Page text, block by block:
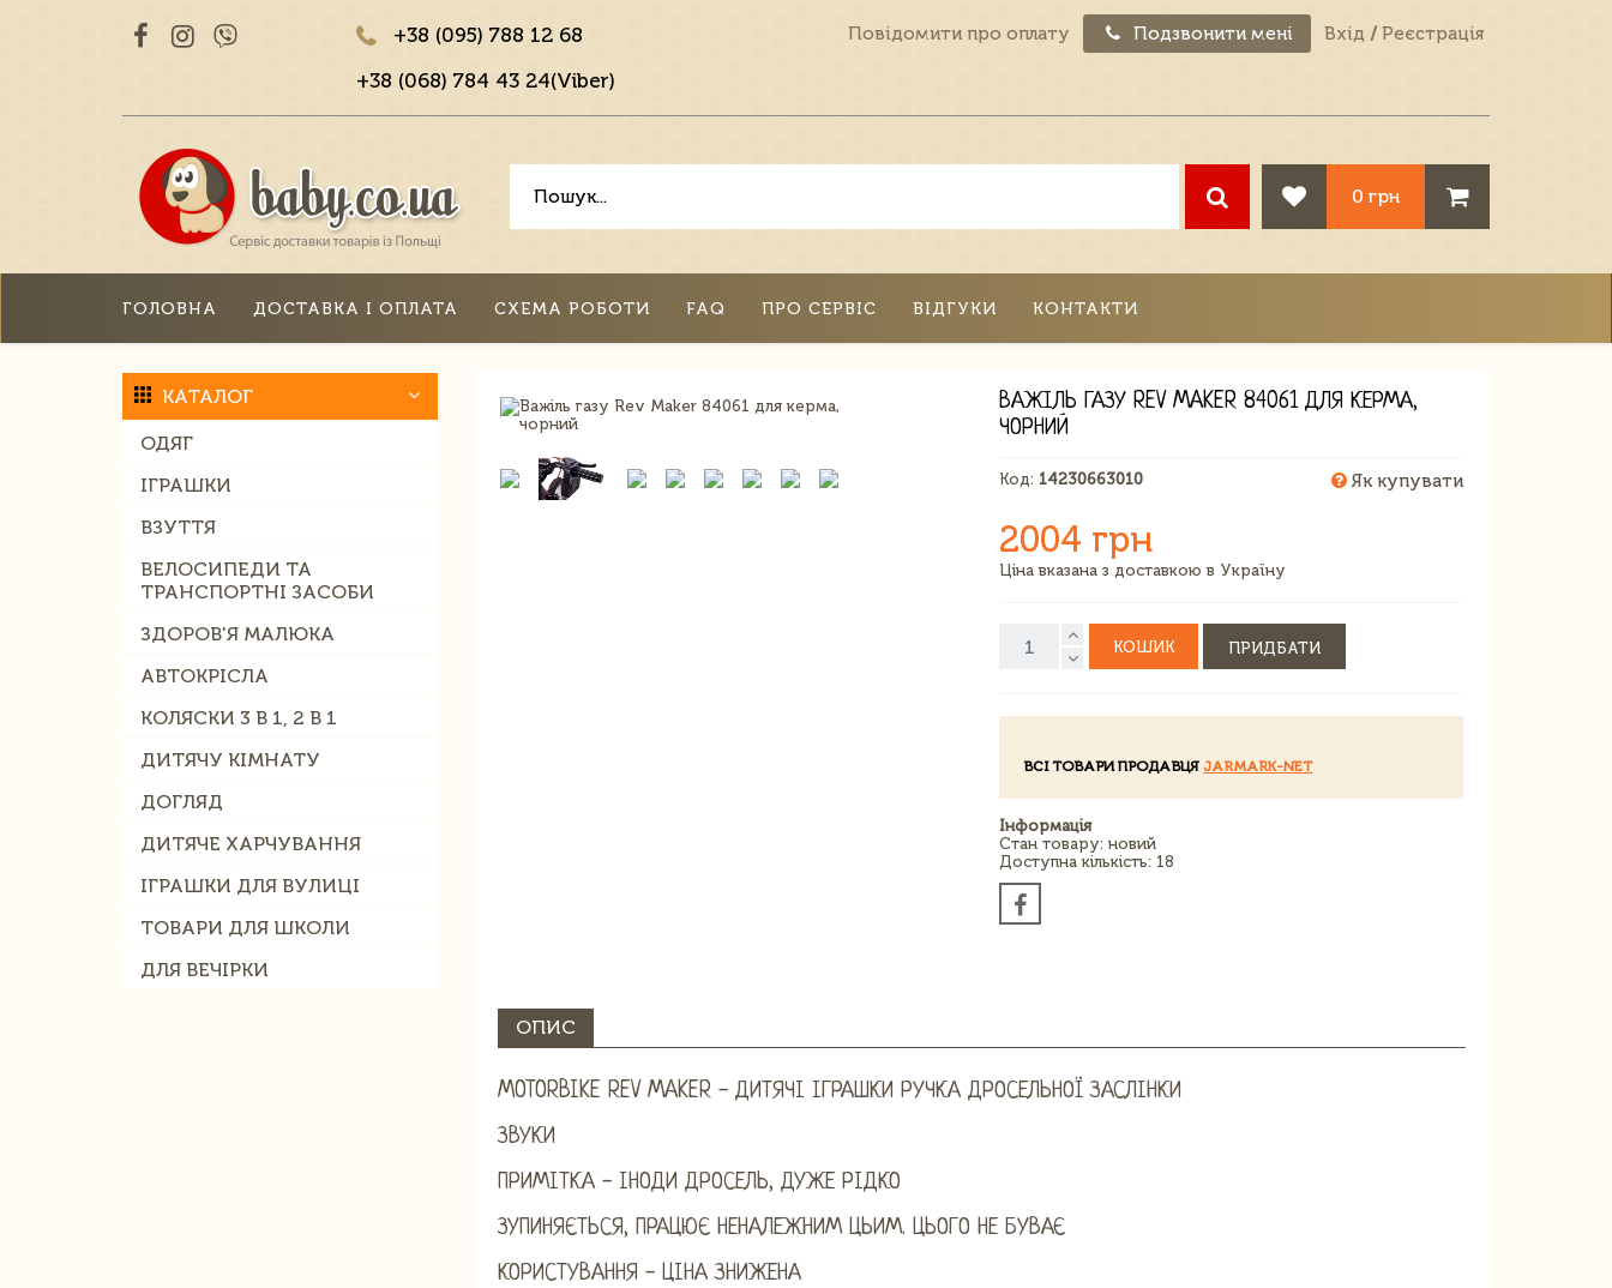
+38 (095) 788 12 68
+38 (068) 784 43 24(Viber)
Повідомити про оплату Подзвонити мені Вхід / Реєстрація
0 грн
ГОЛОВНА ДОСТАВКА І ОПЛАТА СХЕМА РОБОТИ FAQ ПРО СЕРВІС ВІДГУКИ КОНТАКТИ
КАТАЛОГ
ОДЯГ
ІГРАШКИ
ВЗУТТЯ
ВЕЛОСИПЕДИ ТА
ТРАНСПОРТНІ ЗАСОБИ
ЗДОРОВ'Я МАЛЮКА
АВТОКРІСЛА
КОЛЯСКИ 3 В 1, 2 В 1
ДИТЯЧУ КІМНАТУ
ДОГЛЯД
ДИТЯЧЕ ХАРЧУВАННЯ
ІГРАШКИ ДЛЯ ВУЛИЦІ
ТОВАРИ ДЛЯ ШКОЛИ
ДЛЯ ВЕЧІРКИ
ВАЖІЛЬ ГАЗУ REV MAKER 84061 ДЛЯ КЕРМА,
ЧОРНИЙ
Код: 14230663010 Як купувати
2004 грн
Ціна вказана з доставкою в Україну
КОШИК ПРИДБАТИ
ВСІ ТОВАРИ ПРОДАВЦЯJARMARK-NET
Інформація
Стан товару: новий
Доступна кількість: 18
ОПИС
MOTORBIKE REV MAKER - ДИТЯЧІ ІГРАШКИ РУЧКА ДРОСЕЛЬНОЇ ЗАСЛІНКИ
ЗВУКИ
ПРИМІТКА - ІНОДИ ДРОСЕЛЬ, ДУЖЕ РІДКО
ЗУПИНЯЄТЬСЯ, ПРАЦЮЄ НЕНАЛЕЖНИМ ЦЬИМ. ЦЬОГО НЕ БУВАЄ
КОРИСТУВАННЯ - ЦІНА ЗНИЖЕНА